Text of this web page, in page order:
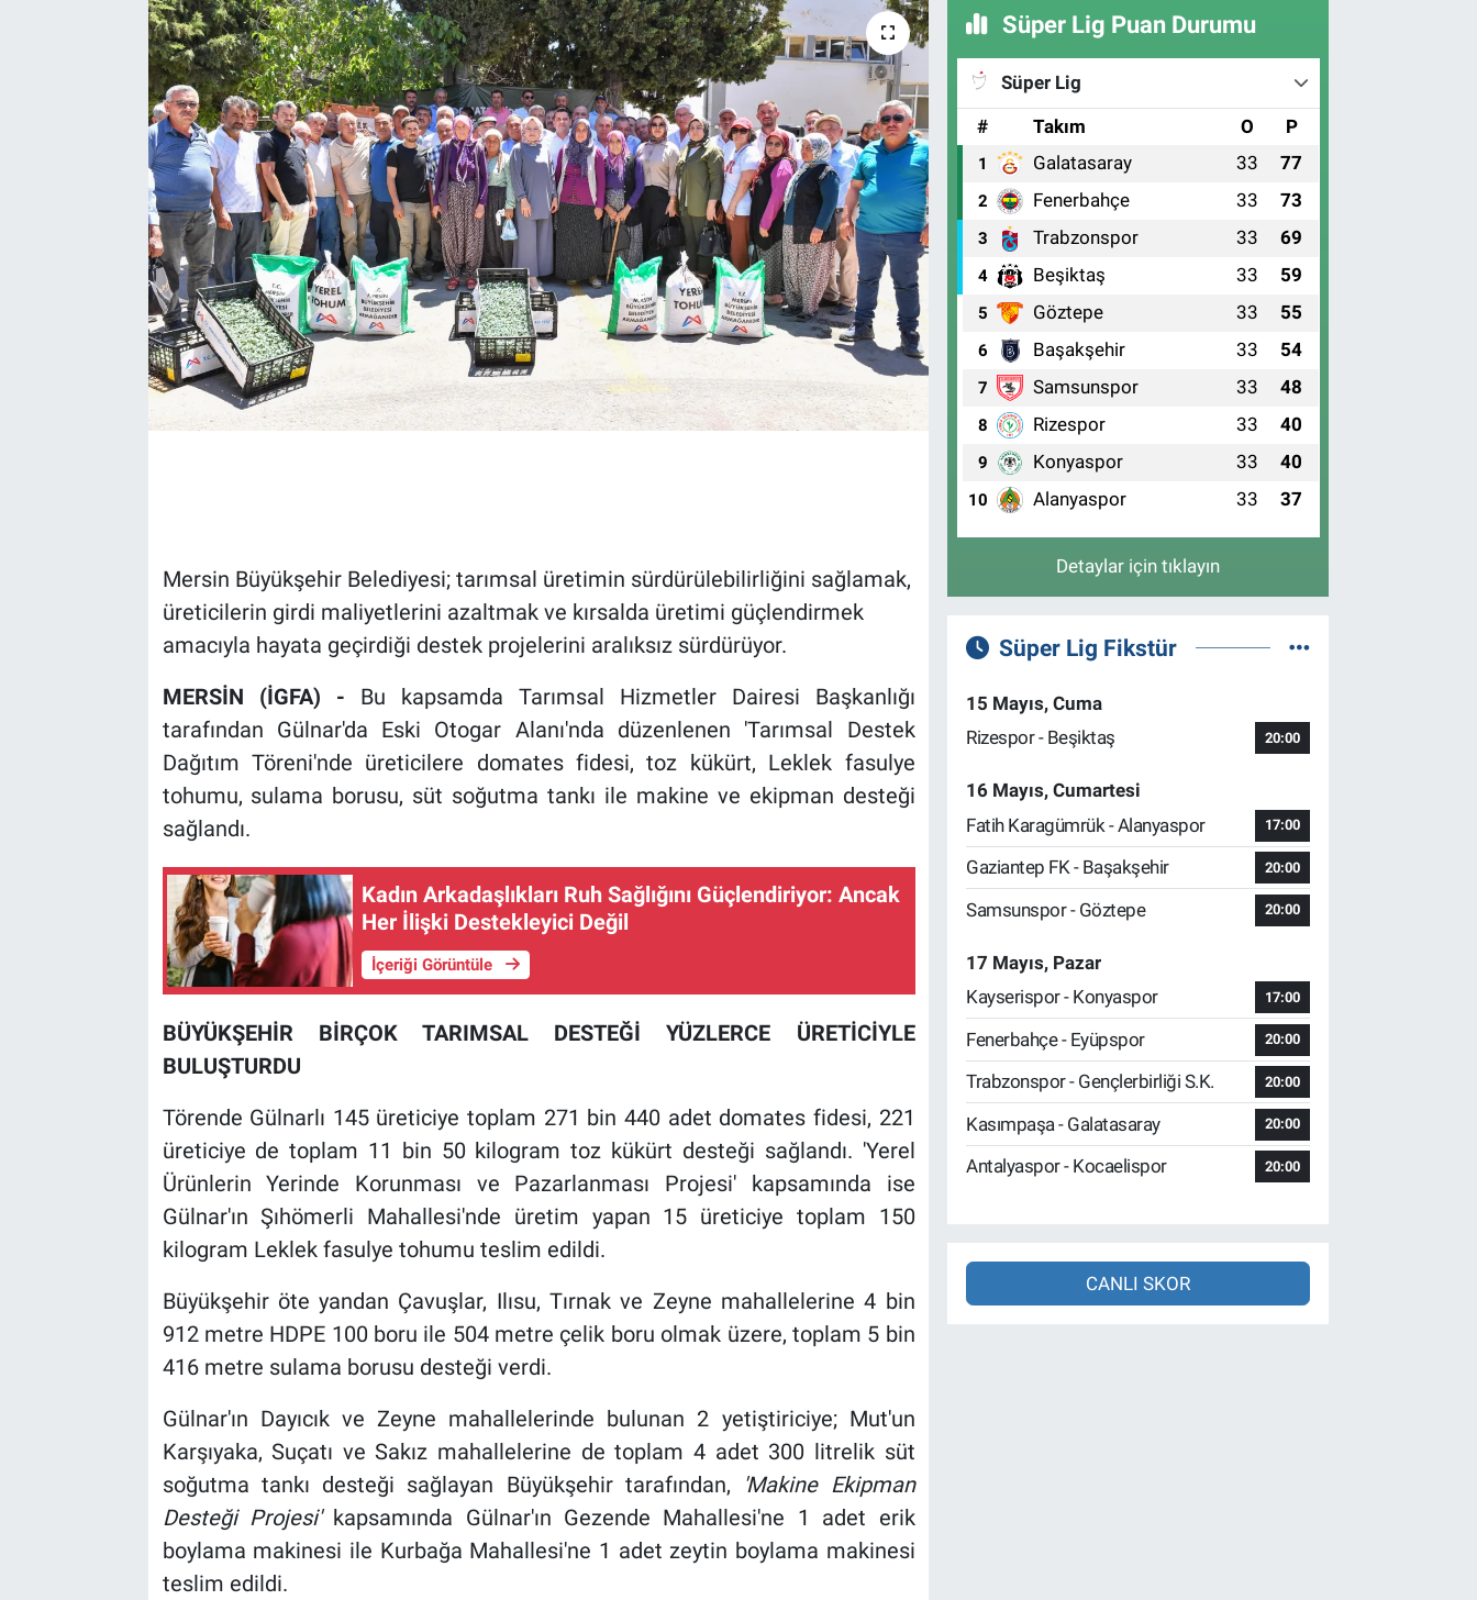
Mersin Büyükşehir Belediyesi; tarımsal üretimin sürdürülebilirliğini sağlamak,
üreticilerin girdi maliyetlerini azaltmak ve kırsalda üretimi güçlendirmek
amacıyla hayata geçirdiği destek projelerini aralıksız sürdürüyor.
MERSİN (İGFA) - Bu kapsamda Tarımsal Hizmetler Dairesi Başkanlığı
tarafından Gülnar'da Eski Otogar Alanı'nda düzenlenen 'Tarımsal Destek
Dağıtım Töreni'nde üreticilere domates fidesi, toz kükürt, Leklek fasulye
tohumu, sulama borusu, süt soğutma tankı ile makine ve ekipman desteği
sağlandı.
Kadın Arkadaşlıkları Ruh Sağlığını Güçlendiriyor: Ancak
Her İlişki Destekleyici Değil
İçeriği Görüntüle
BÜYÜKŞEHİR BİRÇOK TARIMSAL DESTEĞİ YÜZLERCE ÜRETİCİYLE
BULUŞTURDU
Törende Gülnarlı 145 üreticiye toplam 271 bin 440 adet domates fidesi, 221
üreticiye de toplam 11 bin 50 kilogram toz kükürt desteği sağlandı. 'Yerel
Ürünlerin Yerinde Korunması ve Pazarlanması Projesi' kapsamında ise
Gülnar'ın Şıhömerli Mahallesi'nde üretim yapan 15 üreticiye toplam 150
kilogram Leklek fasulye tohumu teslim edildi.
Büyükşehir öte yandan Çavuşlar, Ilısu, Tırnak ve Zeyne mahallelerine 4 bin
912 metre HDPE 100 boru ile 504 metre çelik boru olmak üzere, toplam 5 bin
416 metre sulama borusu desteği verdi.
Gülnar'ın Dayıcık ve Zeyne mahallelerinde bulunan 2 yetiştiriciye; Mut'un
Karşıyaka, Suçatı ve Sakız mahallelerine de toplam 4 adet 300 litrelik süt
soğutma tankı desteği sağlayan Büyükşehir tarafından,
'Makine Ekipman
Desteği Projesi'kapsamında Gülnar'ın Gezende Mahallesi'ne 1 adet erik
boylama makinesi ile Kurbağa Mahallesi'ne 1 adet zeytin boylama makinesi
teslim edildi.
Süper Lig Puan Durumu
Süper Lig
#
Takım O P
1 Galatasaray 33 77
2 Fenerbahçe 33 73
3 Trabzonspor 33 69
4 Beşiktaş 33 59
5 Göztepe 33 55
6 Başakşehir 33 54
7 Samsunspor 33 48
8 Rizespor 33 40
9 Konyaspor 33 40
10 Alanyaspor 33 37
Detaylar için tıklayın
Süper Lig Fikstür
15 Mayıs, Cuma
Rizespor - Beşiktaş
20:00
16 Mayıs, Cumartesi
Fatih Karagümrük - Alanyaspor
17:00
Gaziantep FK - Başakşehir 20:00
Samsunspor - Göztepe 20:00
17 Mayıs, Pazar
Kayserispor - Konyaspor
17:00
Fenerbahçe - Eyüpspor 20:00
Trabzonspor - Gençlerbirliği S.K. 20:00
Kasımpaşa - Galatasaray 20:00
Antalyaspor - Kocaelispor 20:00
CANLI SKOR